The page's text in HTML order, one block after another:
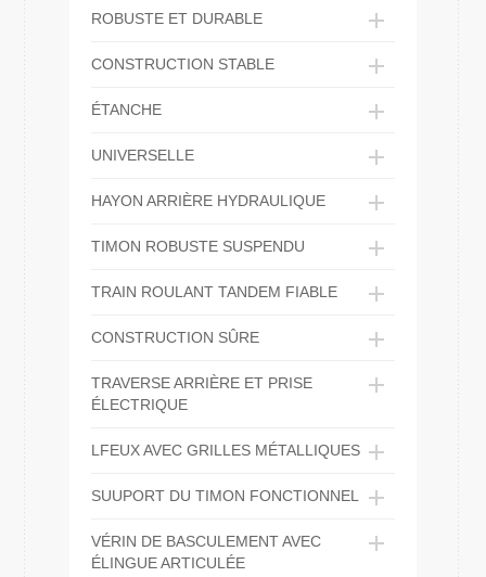
ROBUSTE ET DURABLE
CONSTRUCTION STABLE
ÉTANCHE
UNIVERSELLE
HAYON ARRIÈRE HYDRAULIQUE
TIMON ROBUSTE SUSPENDU
TRAIN ROULANT TANDEM FIABLE
CONSTRUCTION SÛRE
TRAVERSE ARRIÈRE ET PRISE
ÉLECTRIQUE
LFEUX AVEC GRILLES MÉTALLIQUES
SUUPORT DU TIMON FONCTIONNEL
VÉRIN DE BASCULEMENT AVEC
ÉLINGUE ARTICULÉE